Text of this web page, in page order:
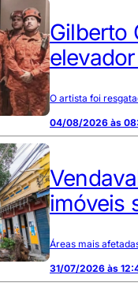
Gilberto
O artista foi
04/08/2026 às
imóveis
Áreas mais
31/07/2026 às